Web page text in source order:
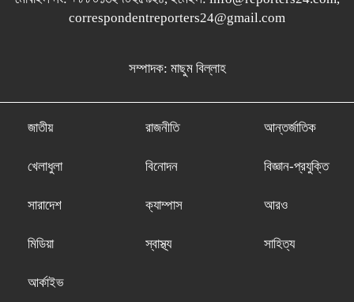
correspondentreporters24@gmail.com
সম্পাদক: মাছুম বিল্লাহ
জাতীয় রাজনীতি আন্তর্জাতিক
খেলাধুলা বিনোদন বিজ্ঞান-প্রযুক্তি
সারাদেশ ক্যাম্পাস আরও
মিডিয়া স্বাস্থ্য সাহিত্য
আর্কাইভ